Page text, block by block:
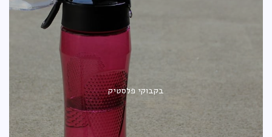
בקבוקי פלסטיק